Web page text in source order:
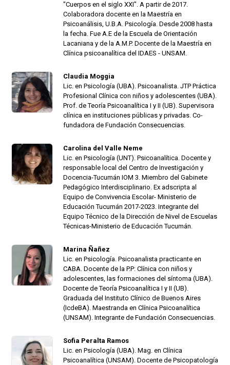
"Cuerpos en el siglo XXI". A partir de 2017.
Colaboradora docente en la Maestría en
Psicoanálisis, U.B.A. Psicología. Desde 2008 hasta
la fecha. Fue A.E de la Escuela de Orientación
Lacaniana y de la A.M.P. Docente de la Maestría en
Clínica psicoanalítica del IDAES - UNSAM.
Claudia Moggia
Lic. en Psicología (UBA). Psicoanalista. JTP Práctica
Profesional Clínica con niños y adolescentes (UBA).
Prof. de Teoría Psicoanalítica I y II (UB). Supervisora
clínica en instituciones públicas y privadas. Co-
fundadora de Fundación Consecuencias.
Carolina del Valle Neme
Lic. en Psicología (UNT). Psicoanalítica. Docente y
responsable local del Centro de Investigación y
Docencia-Tucumán IOM 3. Miembro del Gabinete
Pedagógico Interdisciplinario. Ex adscripta al
Equipo de Convivencia Escolar- Ministerio de
Educación Tucumán 2017-2023. Integrante del
Equipo Técnico de la Dirección de Nivel de Escuelas
Técnicas-Ministerio de Educación Tucumán.
Marina Ñañez
Lic. en Psicología. Psicoanalista practicante en
CABA. Docente de la P.P: Clínica con niños y
adolescentes, las formaciones del síntoma (UBA).
Docente de Teoría Psicoanalítica I y II (UB).
Graduada del Instituto Clínico de Buenos Aires
(IcdeBA). Maestranda en Clínica Psicoanalítica
(UNSAM). Integrante de Fundación Consecuencias.
Sofia Peralta Ramos
Lic. en Psicología (UBA). Mag. en Clínica
Psicoanalítica (UNSAM). Docente de Psicopatología